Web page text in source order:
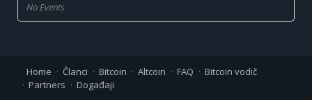
No Events
Home Članci Bitcoin Altcoin FAQ
Bitcoin vodič
Partners
Događaji